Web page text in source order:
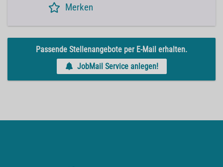
Merken
Passende Stellenangebote per E-Mail erhalten.
JobMail Service anlegen!